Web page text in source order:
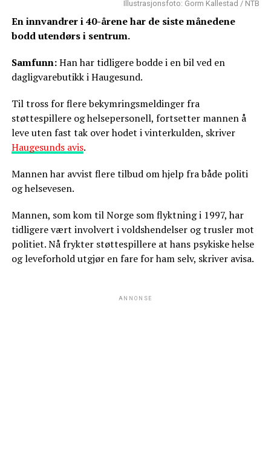
Illustrasjonsfoto: Gorm Kallestad / NTB
En innvandrer i 40-årene har de siste månedene
bodd utendørs i sentrum.
Samfunn:Han har tidligere bodde i en bil ved en
dagligvarebutikk i Haugesund.
Til tross for flere bekymringsmeldinger fra
støttespillere og helsepersonell, fortsetter mannen å
leve uten fast tak over hodet i vinterkulden, skriver
Haugesunds avis.
Mannen har avvist flere tilbud om hjelp fra både politi
og helsevesen.
Mannen, som kom til Norge som flyktning i 1997, har
tidligere vært involvert i voldshendelser og trusler mot
politiet. Nå frykter støttespillere at hans psykiske helse
og leveforhold utgjør en fare for ham selv, skriver avisa.
ANNONSE